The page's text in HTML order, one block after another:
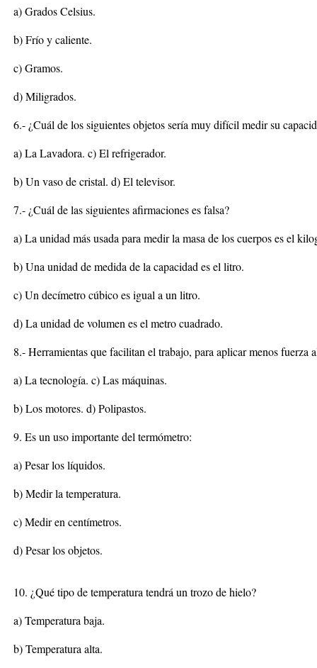
a) Grados Celsius.
b) Frío y caliente.
c) Gramos.
d) Miligrados.
6.- ¿Cuál de los siguientes objetos sería muy difícil medir su
a) La Lavadora. c) El refrigerador.
b) Un vaso de cristal. d) El televisor.
7.- ¿Cuál de las siguientes afirmaciones es falsa?
a) La unidad más usada para medir la masa de los cuerpos es el
b) Una unidad de medida de la capacidad es el litro.
c) Un decímetro cúbico es igual a un litro.
d) La unidad de volumen es el metro cuadrado.
8.- Herramientas que facilitan el trabajo, para aplicar menos fuerza
a) La tecnología. c) Las máquinas.
b) Los motores. d) Polipastos.
9. Es un uso importante del termómetro:
a) Pesar los líquidos.
b) Medir la temperatura.
c) Medir en centímetros.
d) Pesar los objetos.
10. ¿Qué tipo de temperatura tendrá un trozo de hielo?
a) Temperatura baja.
b) Temperatura alta.